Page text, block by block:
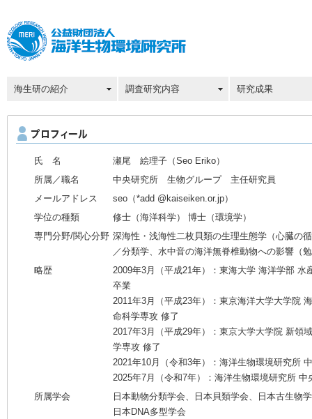
海生研の紹介 調査研究内容 研究成果
氏 名
瀬尾 絵理子（Seo Eriko）
所属／職名
中央研究所 生物グループ 主任研究員
メールアドレス
seo（*add @kaiseiken.or.jp）
学位の種類
修士（海洋科学） 博士（環境学）
専門分野/関心分野 深海性・浅海性二枚貝類の生理生態学（心臓の
／分類学、水中音の海洋無脊椎動物への影響（
略歴
2009年3月（平成21年）：東海大学 海洋学部 水
卒業
2011年3月（平成23年）：東京海洋大学大学院
命科学専攻 修了
2017年3月（平成29年）：東京大学大学院 新領
学専攻 修了
2021年10月（令和3年）：海洋生物環境研究所
2025年7月（令和7年）：海洋生物環境研究所
所属学会
日本動物分類学会、日本貝類学会、日本古生物
日本DNA多型学会